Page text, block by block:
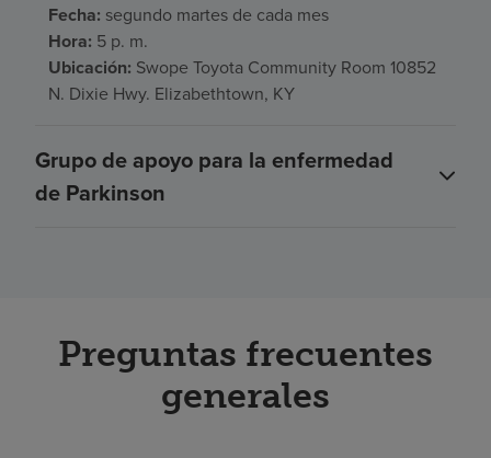
Fecha: segundo martes de cada mes
Hora: 5 p. m.
Ubicación: Swope Toyota Community Room 10852
N. Dixie Hwy. Elizabethtown, KY
Grupo de apoyo para la enfermedad
de Parkinson
Preguntas frecuentes
generales